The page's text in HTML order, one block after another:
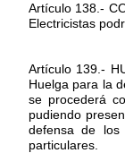
Artículo 138.-
Electricistas
Artículo 139.-
Huelga para la
se procederá
pudiendo
defensa de los
particulares.